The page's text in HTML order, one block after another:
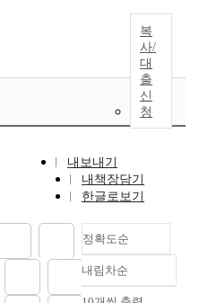
복
사/
대
출
신
청
내보내기
내책장담기
한글로보기
정확도순
정확도
순
내림차순